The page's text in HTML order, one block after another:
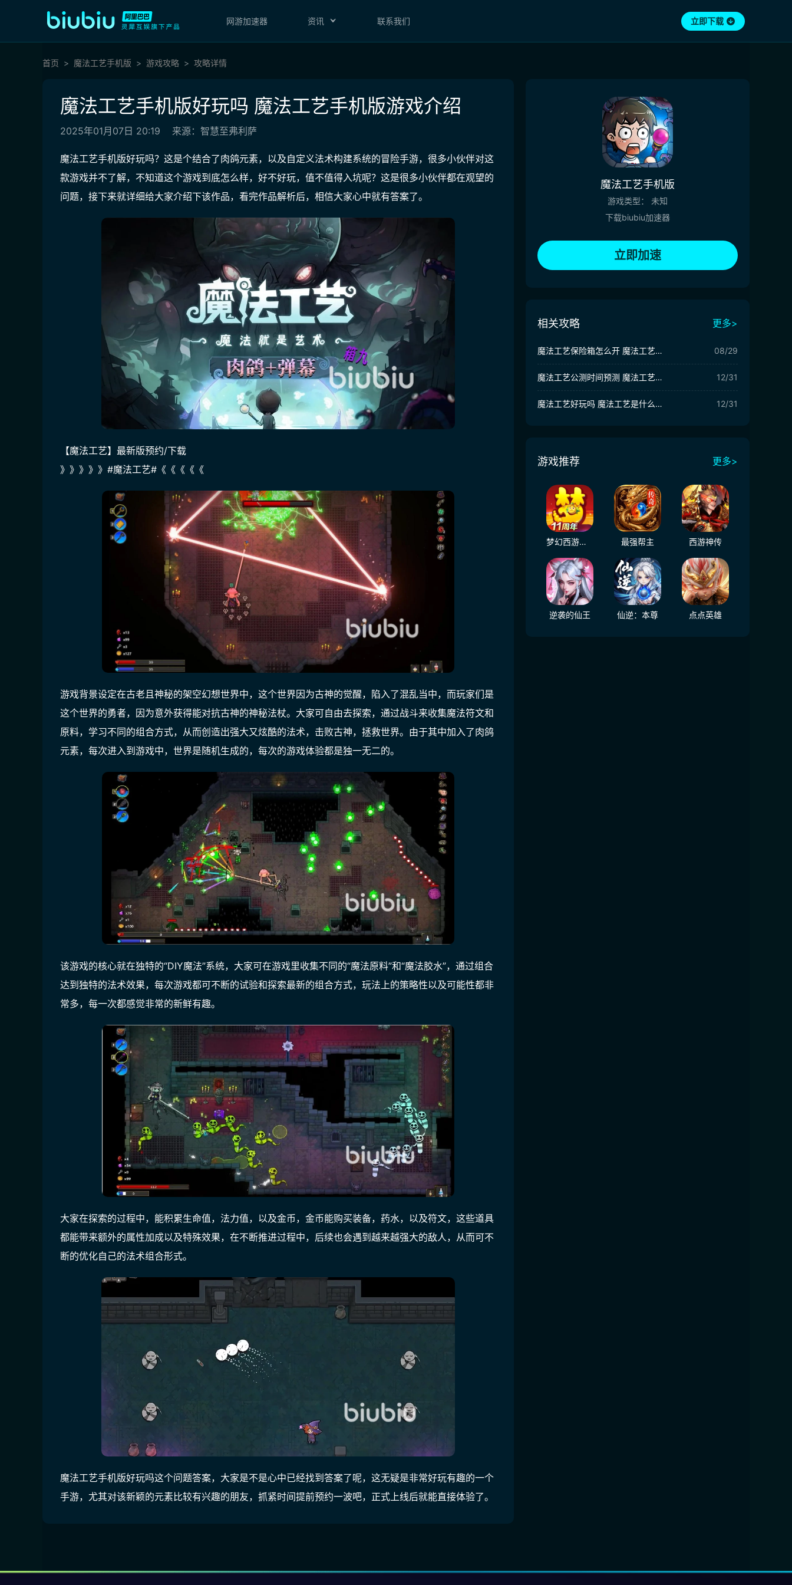
网游加速器 资讯 联系我们 立即下载
首页 魔法工艺手机版 游戏攻略 攻略详情
魔法工艺手机版好玩吗 魔法工艺手机版游戏介绍
2025年01月07日 20:19 来源：智慧至弗利萨
魔法工艺手机版好玩吗？这是个结合了肉鸽元素，以及自定义法术构建系统的冒险手游，很多小伙伴对这
款游戏并不了解，不知道这个游戏到底怎么样，好不好玩，值不值得入坑呢？这是很多小伙伴都在观望的
问题，接下来就详细给大家介绍下该作品，看完作品解析后，相信大家心中就有答案了。
【魔法工艺】最新版预约/下载
》》》》》#魔法工艺#《《《《《
游戏背景设定在古老且神秘的架空幻想世界中，这个世界因为古神的觉醒，陷入了混乱当中，而玩家们是
这个世界的勇者，因为意外获得能对抗古神的神秘法杖。大家可自由去探索，通过战斗来收集魔法符文和
原料，学习不同的组合方式，从而创造出强大又炫酷的法术，击败古神，拯救世界。由于其中加入了肉鸽
元素，每次进入到游戏中，世界是随机生成的，每次的游戏体验都是独一无二的。
该游戏的核心就在独特的“DIY魔法”系统，大家可在游戏里收集不同的“魔法原料”和“魔法胶水”，通过组合
达到独特的法术效果，每次游戏都可不断的试验和探索最新的组合方式，玩法上的策略性以及可能性都非
常多，每一次都感觉非常的新鲜有趣。
大家在探索的过程中，能积累生命值，法力值，以及金币，金币能购买装备，药水，以及符文，这些道具
都能带来额外的属性加成以及特殊效果，在不断推进过程中，后续也会遇到越来越强大的敌人，从而可不
断的优化自己的法术组合形式。
魔法工艺手机版好玩吗这个问题答案，大家是不是心中已经找到答案了呢，这无疑是非常好玩有趣的一个
手游，尤其对该新颖的元素比较有兴趣的朋友，抓紧时间提前预约一波吧，正式上线后就能直接体验了。
魔法工艺手机版
游戏类型：
未知
下载biubiu加速器
立即加速
相关攻略 更多>
魔法工艺保险箱怎么开 魔法工艺手游保险箱怎么打破 08/29
魔法工艺公测时间预测 魔法工艺什么时候上线 12/31
魔法工艺好玩吗 魔法工艺是什么类型游戏 12/31
游戏推荐 更多>
梦幻西游（大陆服） 最强帮主 西游神传
逆袭的仙王 仙逆：本尊 点点英雄